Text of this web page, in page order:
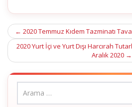
Post
navigation
← 2020 Temmuz Kıdem Tazminatı
2020 Yurt İçi ve Yurt Dışı Harcırah
Aralık 2020 →